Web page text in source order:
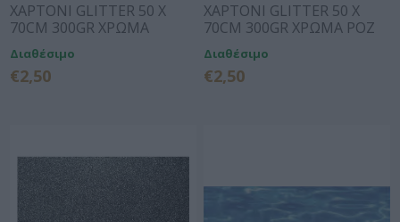
ΧΑΡΤΟΝΙ GLITTER 50 X
70CM 300GR ΧΡΩΜΑ
ΤΙΡΚΟΥΑΖ
Διαθέσιμο
€2,50
ΧΑΡΤΟΝΙ GLITTER 50 X
70CM 300GR ΧΡΩΜΑ ΡΟΖ
Διαθέσιμο
€2,50